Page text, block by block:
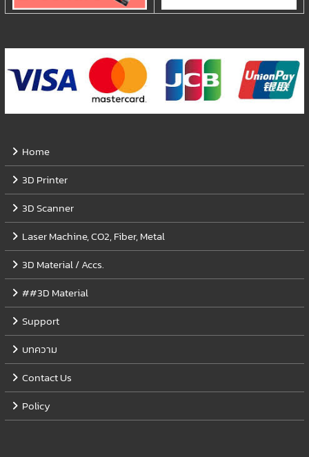
Home
3D Printer
3D Scanner
Laser Machine, CO2, Fiber, Metal
3D Material / Accs.
##3D Material
Support
บทความ
Contact Us
Policy